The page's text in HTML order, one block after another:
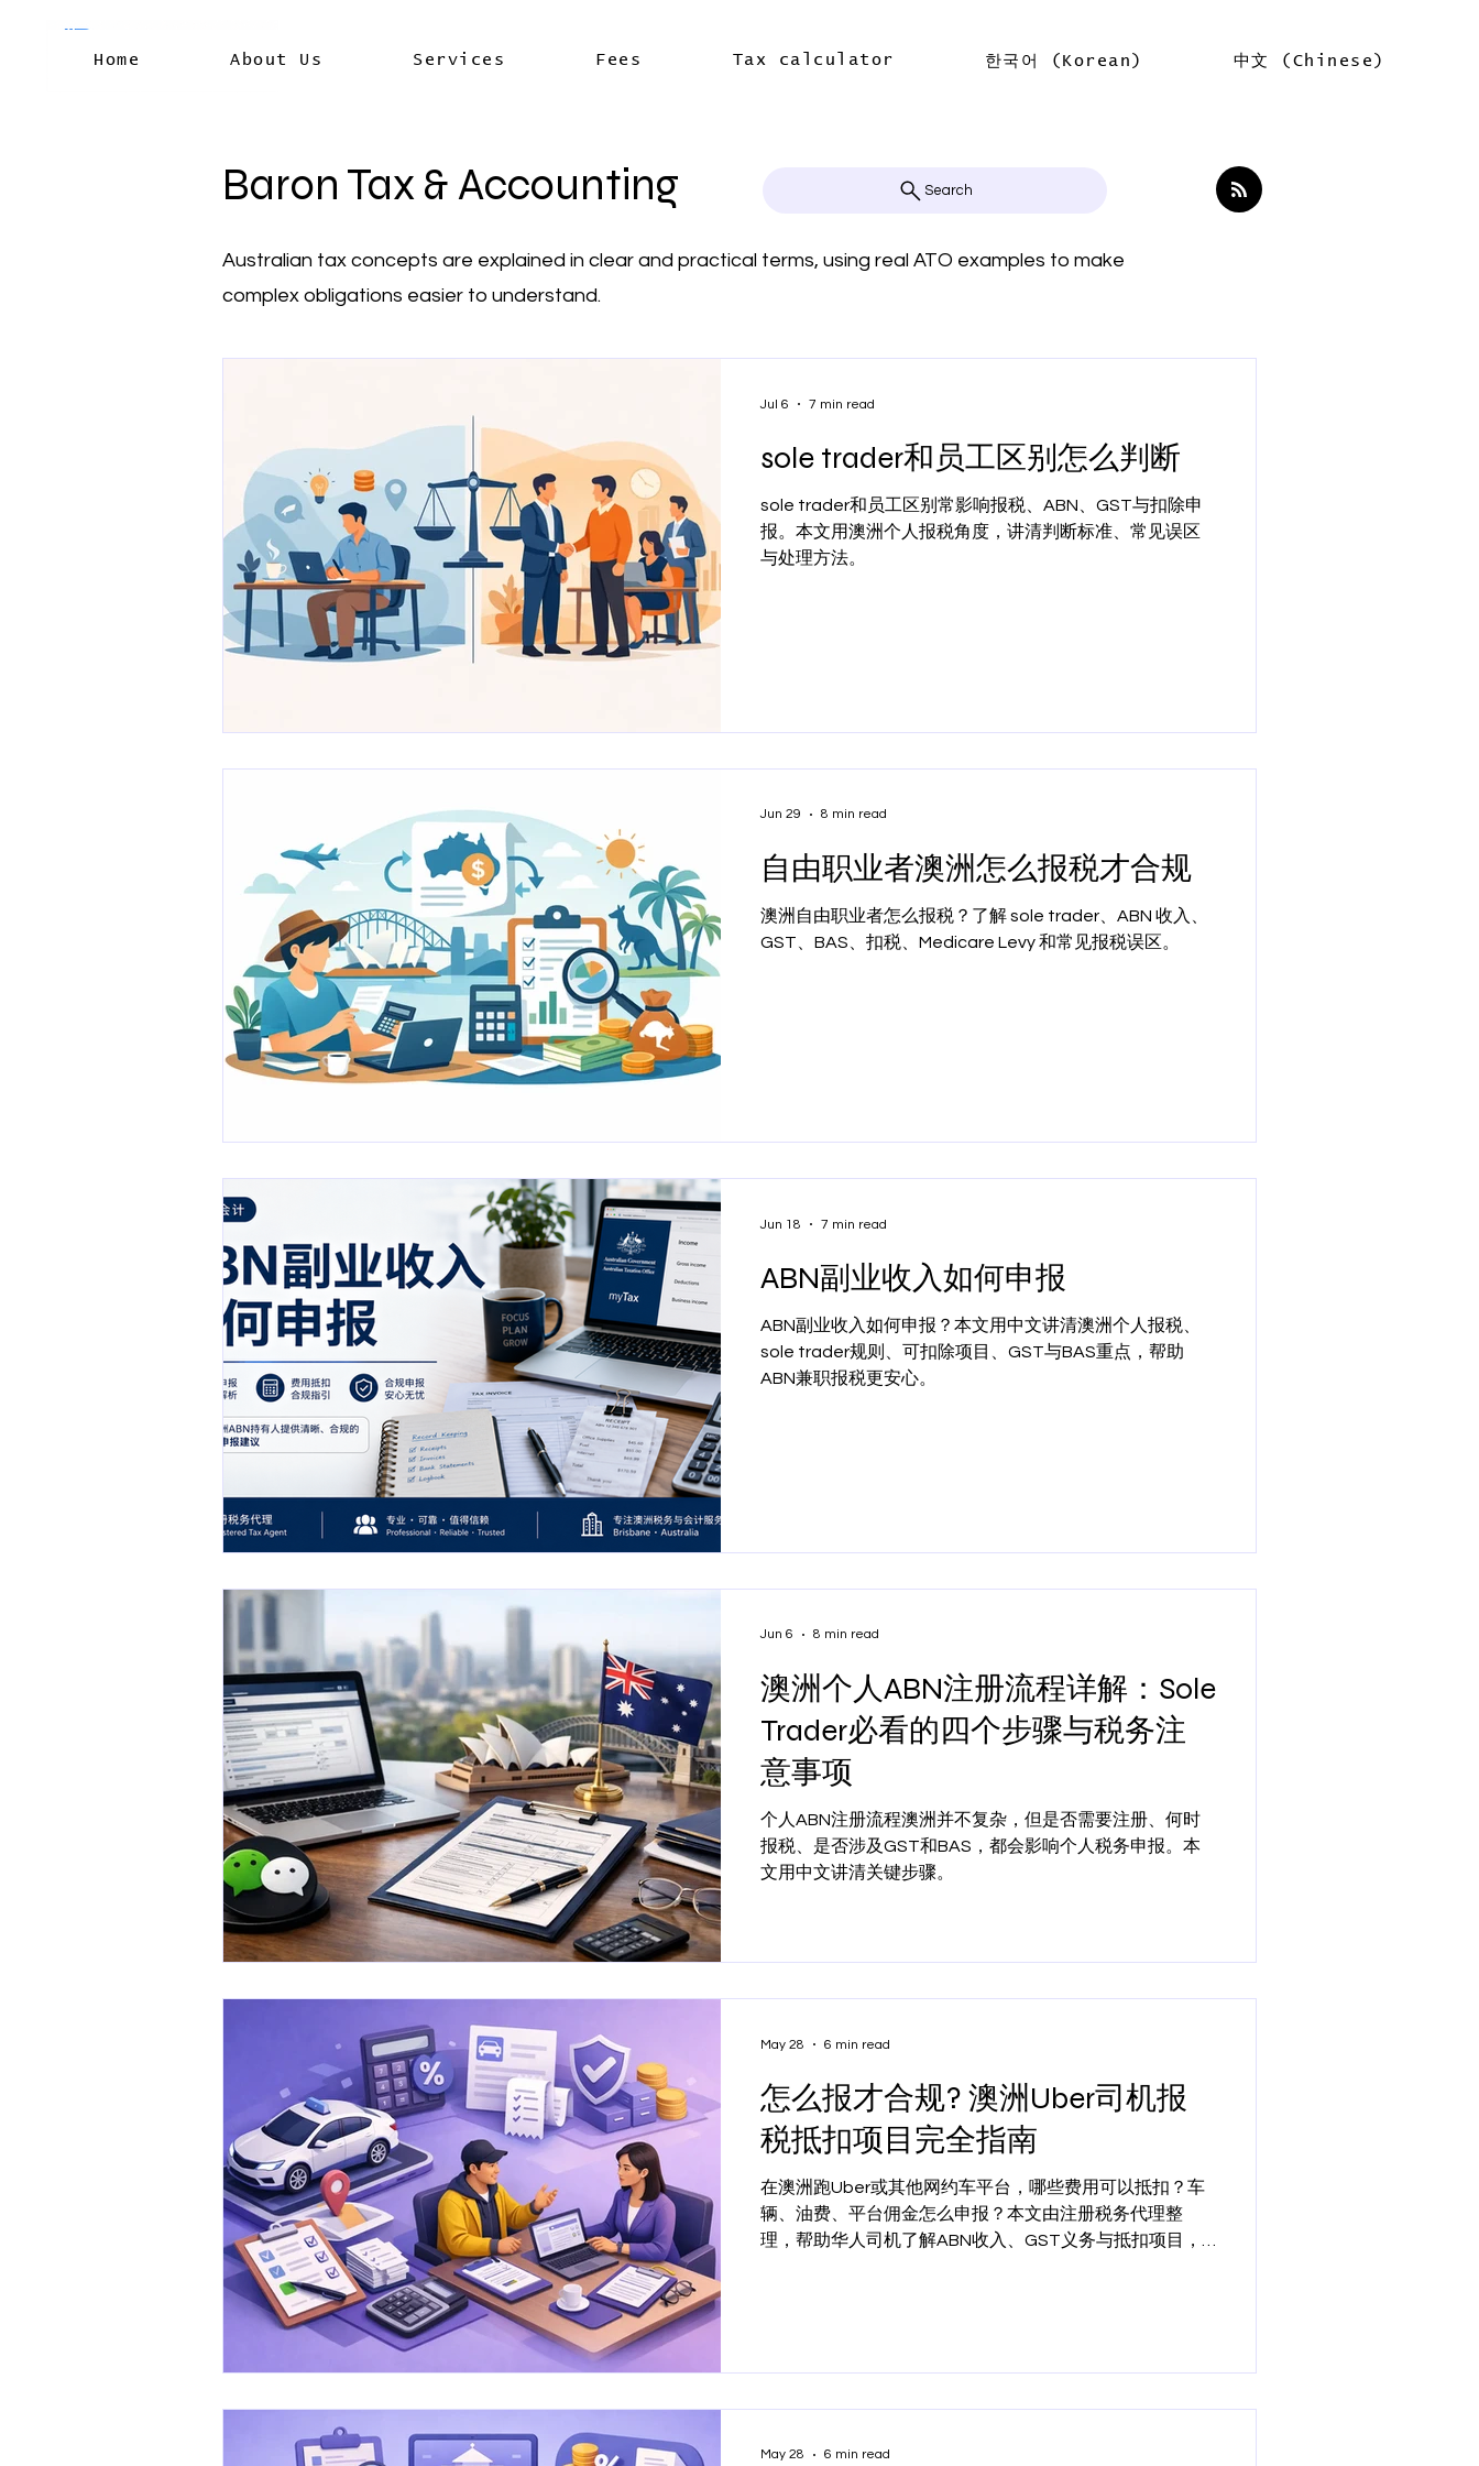
Home About Us Services Fees Tax calculator 한국어 (Korean) 中文 (Chinese)
Log In
Baron Tax & Accounting Search
Australian tax concepts are explained in clear and practical terms, using real ATO examples to make
complex obligations easier to understand.
sole trader和员工区别怎么判断
sole trader和员工区别常影响报税、ABN、GST与扣除申
报。本文用澳洲个人报税角度，讲清判断标准、常见误区
与处理方法。
Jul 6 7 min read
自由职业者澳洲怎么报税才合规
澳洲自由职业者怎么报税？了解 sole trader、ABN 收入、
GST、BAS、扣税、Medicare Levy 和常见报税误区。
Jun 29 8 min read
ABN副业收入如何申报
ABN副业收入如何申报？本文用中文讲清澳洲个人报税、
sole trader规则、可扣除项目、GST与BAS重点，帮助
ABN兼职报税更安心。
Jun 18 7 min read
澳洲个人ABN注册流程详解：Sole
Trader必看的四个步骤与税务注
意事项
个人ABN注册流程澳洲并不复杂，但是否需要注册、何时
报税、是否涉及GST和BAS，都会影响个人税务申报。本
文用中文讲清关键步骤。
Jun 6 8 min read
怎么报才合规? 澳洲Uber司机报
税抵扣项目完全指南
在澳洲跑Uber或其他网约车平台，哪些费用可以抵扣？车
辆、油费、平台佣金怎么申报？本文由注册税务代理整
理，帮助华人司机了解ABN收入、GST义务与抵扣项目，
May 28 6 min read
May 28 6 min read